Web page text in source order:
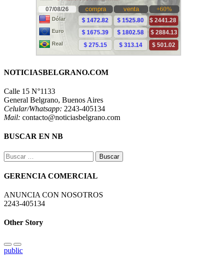
NOTICIASBELGRANO.COM
Calle 15 N°1133
General Belgrano, Buenos Aires
Celular/Whatsapp: 2243-405134
Mail: contacto@noticiasbelgrano.com
BUSCAR EN NB
Buscar:
GERENCIA COMERCIAL
ANUNCIA CON NOSOTROS
2243-405134
Other Story
public